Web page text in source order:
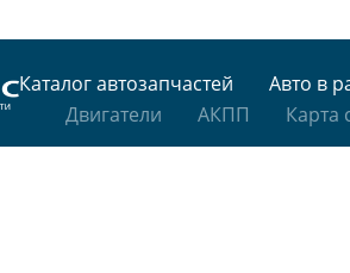
Каталог автозапчастей
Авто в
Двигатели
АКПП Карта